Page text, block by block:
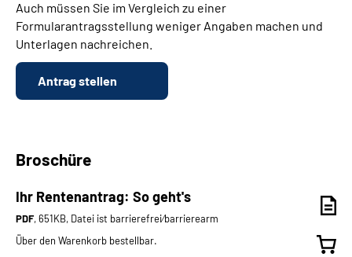
Auch müssen Sie im Vergleich zu einer
Formularantragsstellung weniger Angaben machen und
Unterlagen nachreichen.
Antrag stellen
Broschüre
Ihr Rentenantrag: So geht's
PDF, 651KB, Datei ist barrierefrei⁄barrierearm
Über den Warenkorb bestellbar.